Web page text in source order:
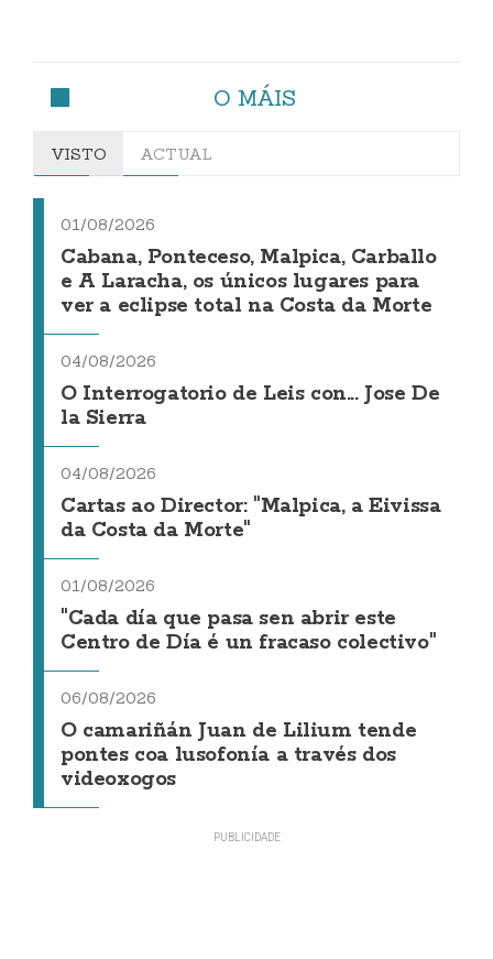
O MÁIS
VISTO ACTUAL
01/08/2026
Cabana, Ponteceso, Malpica, Carballo
e A Laracha, os únicos lugares para
ver a eclipse total na Costa da Morte
04/08/2026
O Interrogatorio de Leis con... Jose De
la Sierra
04/08/2026
Cartas ao Director: "Malpica, a Eivissa
da Costa da Morte"
01/08/2026
"Cada día que pasa sen abrir este
Centro de Día é un fracaso colectivo"
06/08/2026
O camariñán Juan de Lilium tende
pontes coa lusofonía a través dos
videoxogos